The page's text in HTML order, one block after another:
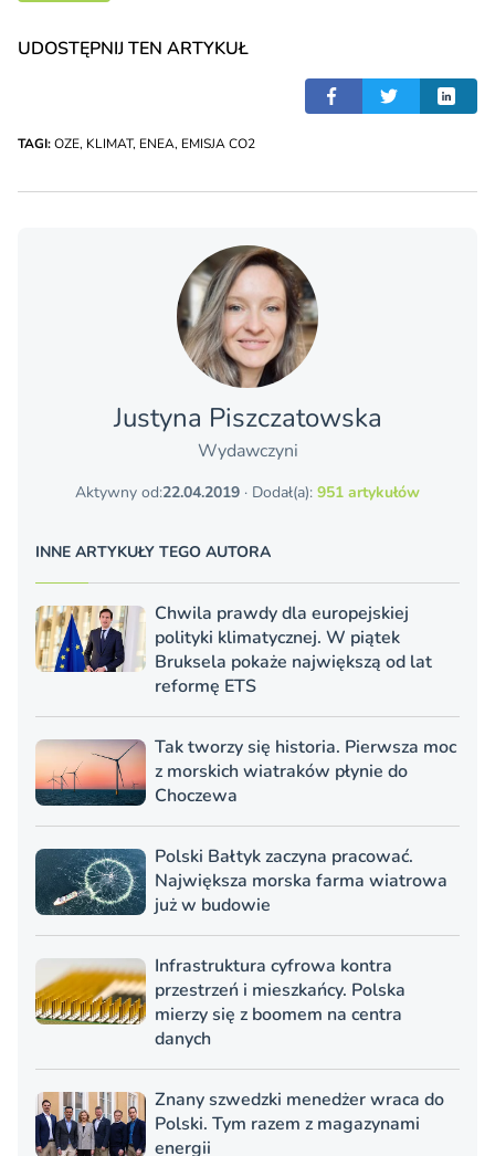
UDOSTĘPNIJ TEN ARTYKUŁ
TAGI:OZE, KLIMAT, ENEA, EMISJA CO2
Justyna Piszczatowska
Wydawczyni
Aktywny od:22.04.2019 · Dodał(a): 951 artykułów
INNE ARTYKUŁY TEGO AUTORA
Chwila prawdy dla europejskiej
polityki klimatycznej. W piątek
Bruksela pokaże największą od lat
reformę ETS
Tak tworzy się historia. Pierwsza moc
z morskich wiatraków płynie do
Choczewa
Polski Bałtyk zaczyna pracować.
Największa morska farma wiatrowa
już w budowie
Infrastruktura cyfrowa kontra
przestrzeń i mieszkańcy. Polska
mierzy się z boomem na centra
danych
Znany szwedzki menedżer wraca do
Polski. Tym razem z magazynami
energii